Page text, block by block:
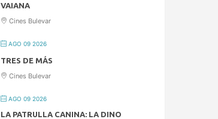
VAIANA
Cines Bulevar
AGO 09 2026
TRES DE MÁS
Cines Bulevar
AGO 09 2026
LA PATRULLA CANINA: LA DINO